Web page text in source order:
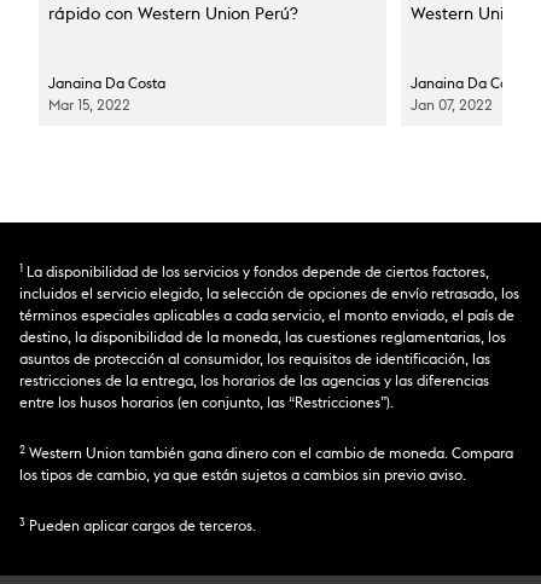
rápido con Western Union Perú?
Janaina Da Costa
Mar 15, 2022
Western Union
Janaina Da Costa
Jan 07, 2022
La disponibilidad de los servicios y fondos depende de ciertos factores,
incluidos el servicio elegido, la selección de opciones de envío retrasado, los
términos especiales aplicables a cada servicio, el monto enviado, el país de
destino, la disponibilidad de la moneda, las cuestiones reglamentarias, los
asuntos de protección al consumidor, los requisitos de identificación, las
restricciones de la entrega, los horarios de las agencias y las diferencias
entre los husos horarios (en conjunto, las “Restricciones”).
2 Western Union también gana dinero con el cambio de moneda. Compara
los tipos de cambio, ya que están sujetos a cambios sin previo aviso.
3 Pueden aplicar cargos de terceros.